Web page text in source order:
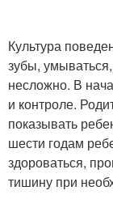
Культура
зубы,
несложно. В
и контроле.
показывать
шести годам
здороваться,
тишину при